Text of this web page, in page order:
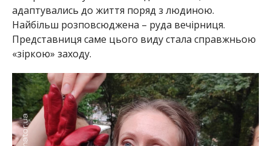
адаптувались до життя поряд з людиною.
Найбільш розповсюджена – руда вечірниця.
Представниця саме цього виду стала справжньою
«зіркою» заходу.